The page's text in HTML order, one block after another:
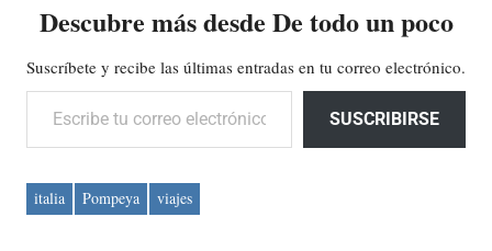
Descubre más desde De todo un poco
Suscríbete y recibe las últimas entradas en tu correo electrónico.
Escribe tu correo electrónico…
SUSCRIBIRSE
italia Pompeya viajes